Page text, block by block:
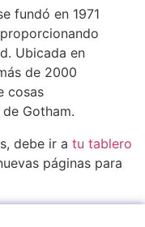
fundó en 1971
Ubicada en
de 2000
cosas
Gotham.
debe ir a tu tablero
páginas para